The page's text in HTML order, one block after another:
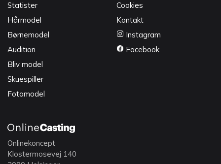
Statister
Hårmodel
Børnemodel
Audition
Bliv model
Skuespiller
Fotomodel
Cookies
Kontakt
Instagram
Facebook
Onlinekoncept
Klostermosevej 140